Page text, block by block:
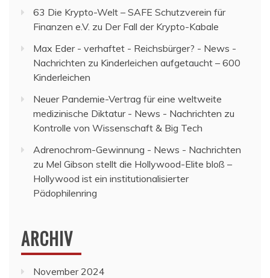
63 Die Krypto-Welt – SAFE Schutzverein für
Finanzen e.V. zu Der Fall der Krypto-Kabale
Max Eder - verhaftet - Reichsbürger? - News -
Nachrichten zu Kinderleichen aufgetaucht – 600
Kinderleichen
Neuer Pandemie-Vertrag für eine weltweite
medizinische Diktatur - News - Nachrichten zu
Kontrolle von Wissenschaft & Big Tech
Adrenochrom-Gewinnung - News - Nachrichten
zu Mel Gibson stellt die Hollywood-Elite bloß –
Hollywood ist ein institutionalisierter
Pädophilenring
ARCHIV
November 2024